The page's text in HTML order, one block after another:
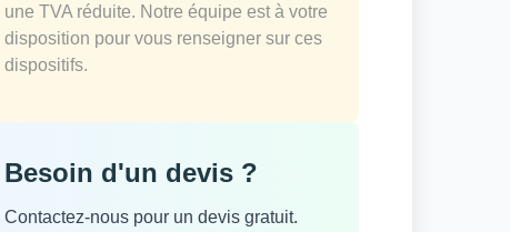
une TVA réduite. Notre équipe est à votre
disposition pour vous renseigner sur ces
dispositifs.
Besoin d'un devis ?
Contactez-nous pour un devis gratuit.